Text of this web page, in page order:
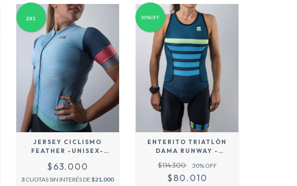
2X1
JERSEY CICLISMO
FEATHER -UNISEX-
$63.000
3 CUOTAS SIN INTERÉS DE$21.000
30%OFF
ENTERITO TRIATLÓN
DAMA RUNWAY -
$114.300 30% OFF
$80.010